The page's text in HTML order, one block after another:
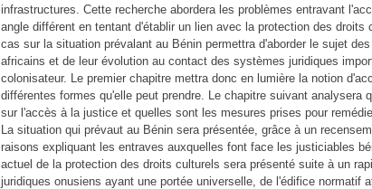
infrastructures. Cette recherche abordera les problèmes entravant
angle différent en tentant d'établir un lien avec la protection des droits
cas sur la situation prévalant au Bénin permettra d'aborder le sujet
africains et de leur évolution au contact des systèmes juridiques
colonisateur. Le premier chapitre mettra donc en lumière la notion
différentes formes qu'elle peut prendre. Le chapitre suivant analysera
sur l'accès à la justice et quelles sont les mesures prises pour
La situation qui prévaut au Bénin sera présentée, grâce à un
raisons expliquant les entraves auxquelles font face les justiciables
actuel de la protection des droits culturels sera présenté suite à un
juridiques onusiens ayant une portée universelle, de l'édifice normatif